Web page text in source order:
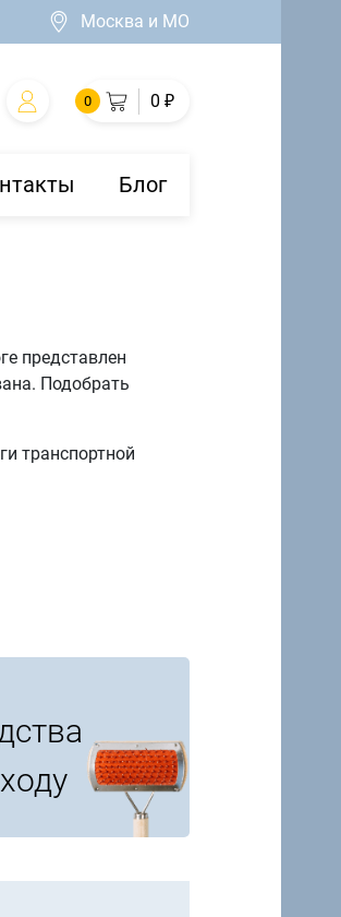
Москва и МО
0 0 ₽
Блог
представлен
Подобрать
транспортной